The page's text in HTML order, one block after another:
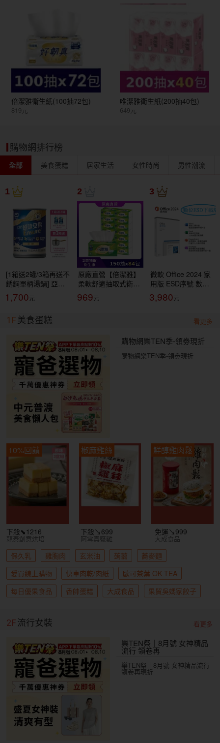
倍潔雅衛生紙(100抽72包)
819元
唯潔雅衛生紙(200抽40包)
649元
購物網排行榜
全部 美食蛋糕 居家生活 女性時尚 男性潮流
1
[1箱送2罐/3箱再送不
銹鋼單柄湯鍋] 亞培
安素 全新升級HMB配
方-原味(237ml/24罐/
1,700
2
原廠直營【倍潔雅】
柔軟舒適抽取式衛生
紙(150抽84包/箱)
(T1D5BY-P3-PE)
969
3
微軟 Office 2024 家
用版 ESD序號 數位
下載版[領券折價再贈
點]
3,980
1F美食蛋糕 看更多
購物網樂TEN季-領劵現折
購物網樂TEN季-領劵現折
10%回饋
下殺⬊1216
龍泰創意烘培
椒麻雞絲
下殺↘699
阿雪真甕雞
鮮醇雞肉鬆
免運↘999
大成食品
保久乳 雞胸肉 玄米油 蒟蒻
蕎麥麵
愛買線上購物
快車肉乾/肉紙
歐可茶葉 OK TEA
每日優果食品
香帥蛋糕 大成食品 果貿吳媽家餃子
2F流行女裝 看更多
樂TEN祭｜8月號 女神精品
流行 領卷再
樂TEN祭｜8月號 女神精品流行
領卷再現折